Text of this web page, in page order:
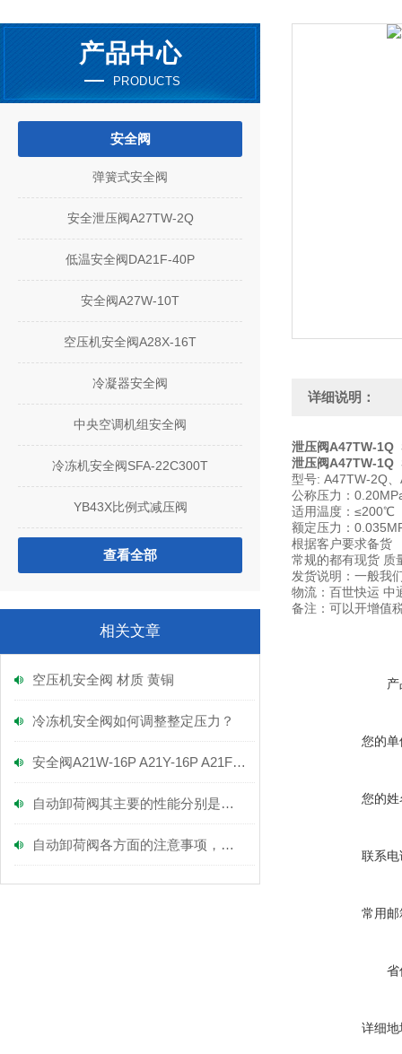
产品中心
PRODUCTS
安全阀
弹簧式安全阀
安全泄压阀A27TW-2Q
低温安全阀DA21F-40P
安全阀A27W-10T
空压机安全阀A28X-16T
冷凝器安全阀
中央空调机组安全阀
冷冻机安全阀SFA-22C300T
YB43X比例式减压阀
查看全部
相关文章
空压机安全阀 材质 黄铜
冷冻机安全阀如何调整整定压力？
安全阀A21W-16P A21Y-16P A21F-16P
自动卸荷阀其主要的性能分别是什么？
自动卸荷阀各方面的注意事项，不容小觑！
详细说明：
泄压阀A47TW-1Q
泄压阀A47TW-1Q
型号: A47TW-2Q
公称压力：
适用温度：≤200℃
额定压力：
根据客户要求备货
常规的都有现货 质
发货说明：一般我
物流：百世快运 中
备注：可以开增值
您的单
您的姓
联系电
常用邮
省
详细地